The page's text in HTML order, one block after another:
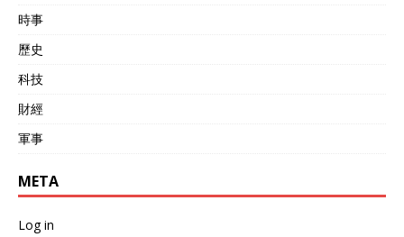
時事
歷史
科技
財經
軍事
META
Log in